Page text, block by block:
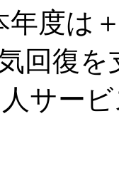
年度は
回復を
サー